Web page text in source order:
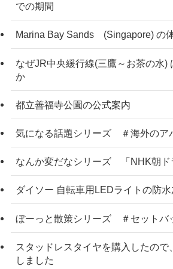
での期間
Marina Bay Sands (Singapore) の
なぜJR中央緩行線(三鷹～お茶の水)
か
都立善福寺公園の公式案内
気になる話題シリーズ ＃海外のア
なんか変だなシリーズ 「NHK朝ド
ダイソー 自転車用LEDライトの防水
ぼーっと散策シリーズ ＃セットバ
スタッドレスタイヤを購入したので
しました